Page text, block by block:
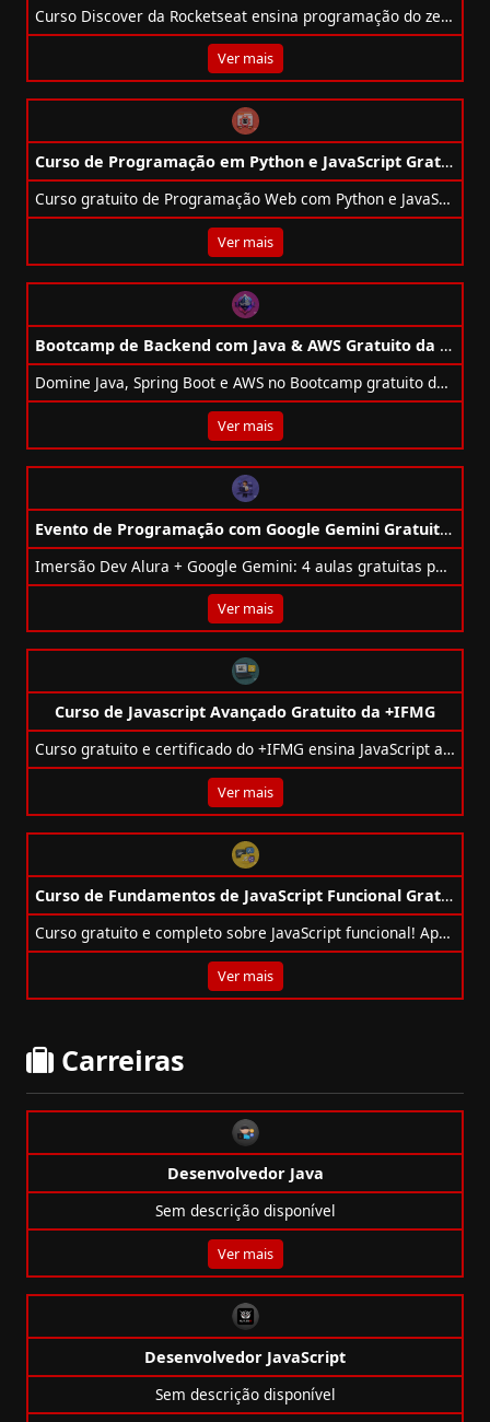
Curso Discover da Rocketseat ensina programação do zero, com HTML, CSS, JavaScript, Git e projeto final com certificado.
Ver mais
Curso de Programação em Python e JavaScript Gratuito de Harvard
Curso gratuito de Programação Web com Python e JavaScript de Harvard — aprenda Django, React e SQL em 12 semanas.
Ver mais
Bootcamp de Backend com Java & AWS Gratuito da DIO + CI&T
Domine Java, Spring Boot e AWS no Bootcamp gratuito da DIO + CI&T e prepare-se para atuar como desenvolvedor backend em sistemas escaláveis!
Ver mais
Evento de Programação com Google Gemini Gratuito da Alura
Imersão Dev Alura + Google Gemini: 4 aulas gratuitas para criar sites modernos com IA. De 18 a 21 de novembro.
Ver mais
Curso de Javascript Avançado Gratuito da +IFMG
Curso gratuito e certificado do +IFMG ensina JavaScript avançado, APIs, DOM, Promises e Web Workers em 40h de formação online.
Ver mais
Curso de Fundamentos de JavaScript Funcional Gratuito da Cod3r
Curso gratuito e completo sobre JavaScript funcional! Aprenda funções, map, reduce, async/await, OO e mais em 6,5h com certificado.
Ver mais
Carreiras
Desenvolvedor Java
Sem descrição disponível
Ver mais
Desenvolvedor JavaScript
Sem descrição disponível